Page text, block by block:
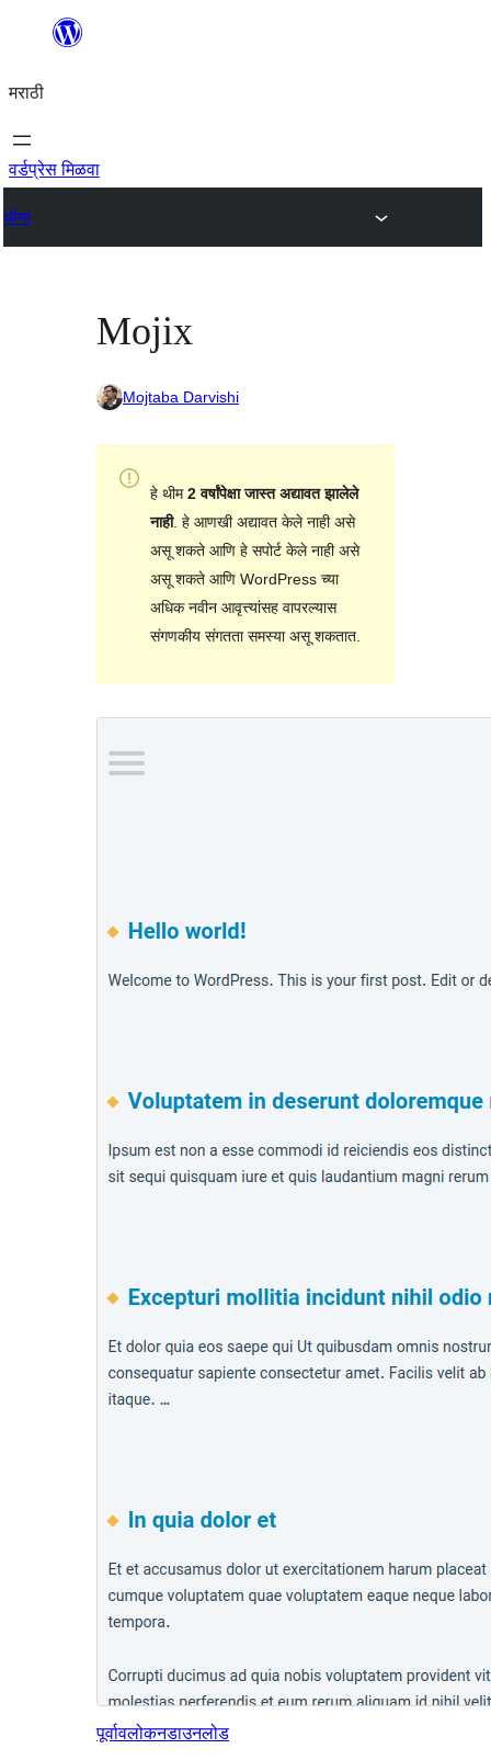
सामुग्रीवर
मराठी
वर्डप्रेस मिळवा
थीम्स
Mojix
Mojtaba Darvishi
हे थीम2 वर्षांपेक्षा जास्त अद्यावत झालेले
नाही. हे आणखी अद्यावत केले नाही असे
असू शकते आणि हे सपोर्ट केले नाही असे
असू शकते आणि WordPress च्या
अधिक नवीन आवृत्त्यांसह वापरल्यास
संगणकीय संगतता समस्या असू शकतात.
पूर्वावलोकनडाउनलोड